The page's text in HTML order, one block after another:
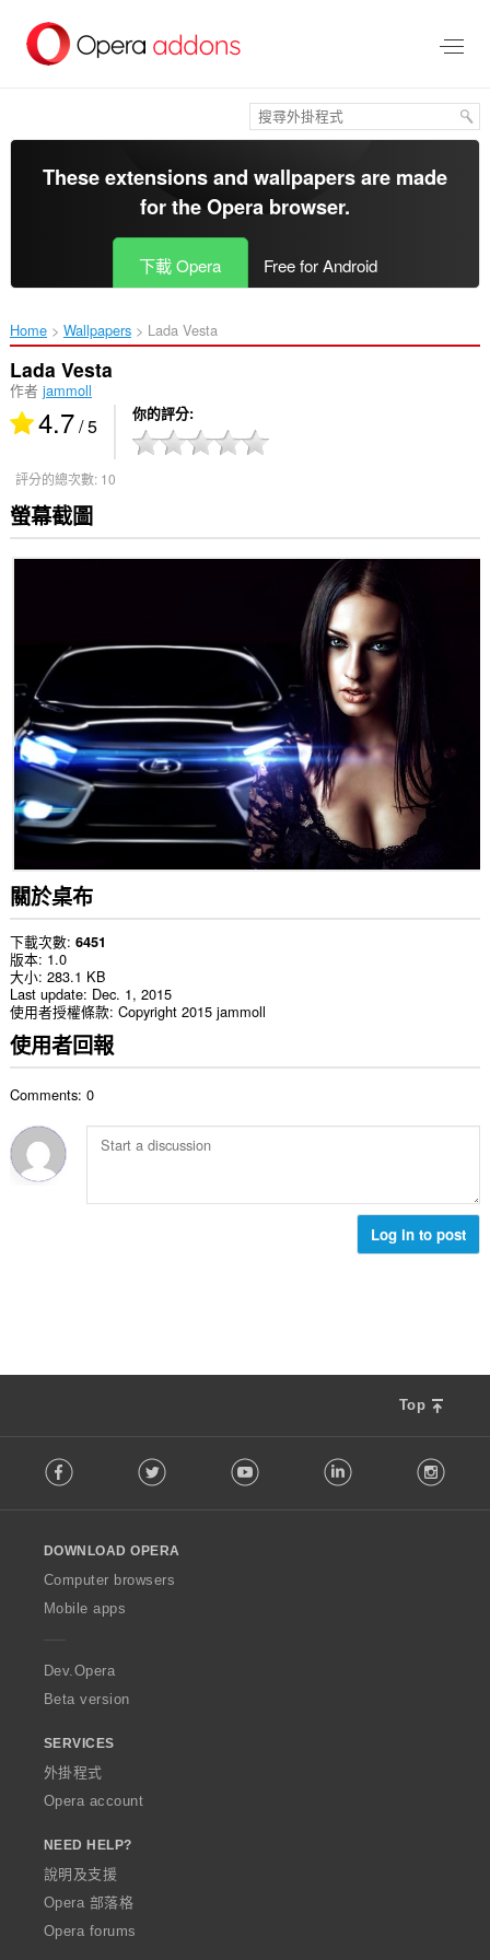
區
These extensions and wallpapers are made
for theOpera browser.
下載 Opera Free for Android
Home Wallpapers Lada Vesta‎
Lada Vesta
作者 jammoll
4.7/ 5 你的評分
評分的總次數: 10
螢幕截圖
關於桌布
下載次數 6451
版本 1.0
大小 283.1 KB
Last update Dec. 1, 2015
使用者授權條款 Copyright 2015 jammoll
使用者回報
Comments: 0
Log in to post
Top
o
w
O
p
a
Facebook Twitter Youtube LinkedIn
DOWNLOAD OPERA
Computer browsers
Mobile apps
Dev.Opera
Beta version
SERVICES
外掛程式
Opera account
NEED HELP?
說明及支援
Opera 部落格
Opera forums